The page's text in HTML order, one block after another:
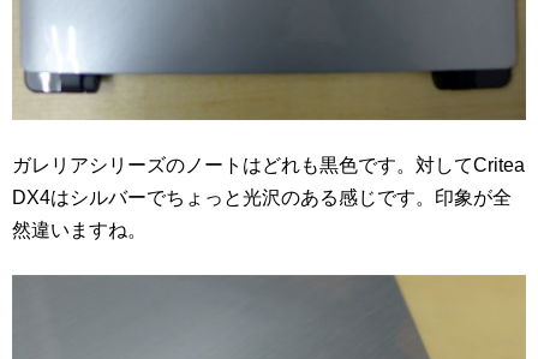
ガレリアシリーズのノートはどれも黒色です。対してCritea
DX4はシルバーでちょっと光沢のある感じです。印象が全
然違いますね。